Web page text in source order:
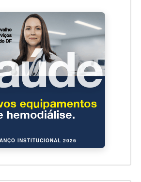
INSTITUCIONAL 2026